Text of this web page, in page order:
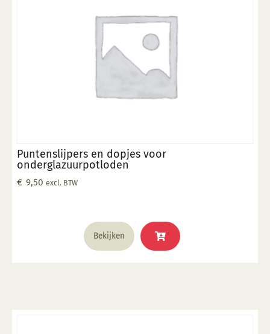
Puntenslijpers en dopjes voor
onderglazuurpotloden
€ 9,50 excl. BTW
Bekijken